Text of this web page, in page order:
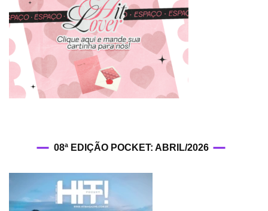
08ª EDIÇÃO POCKET: ABRIL/2026